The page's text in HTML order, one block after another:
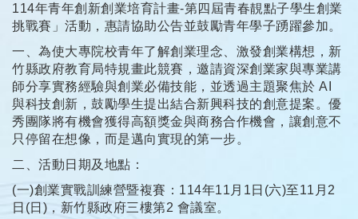
114年青年創新創業培育計畫-第四屆青春靚點子學生創業
挑戰賽」活動，惠請協助公告並鼓勵青年學子踴躍參加。
一、為使大專院校青年了解創業理念、激發創業構想，新
竹縣政府教育局特規畫此競賽，邀請資深創業家與專業講
師分享實務經驗與創業必備技能，並透過主題聚焦於 AI
與科技創新，鼓勵學生提出結合新興科技的創意提案。優
秀團隊將有機會獲得高額獎金與商務合作機會，讓創意不
只停留在想像，而是邁向實現的第一步。
二、活動日期及地點：
(一)創業實戰訓練營暨複賽：114年11月1日(六)至11月2
日(日)，新竹縣政府三樓第2 會議室。